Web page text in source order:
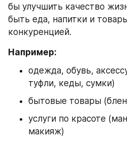
бы улучшить качество
быть еда, напитки и
конкуренцией.
Например:
одежда, обувь,
туфли, кеды, сумки)
бытовые товары
услуги по красоте
макияж)